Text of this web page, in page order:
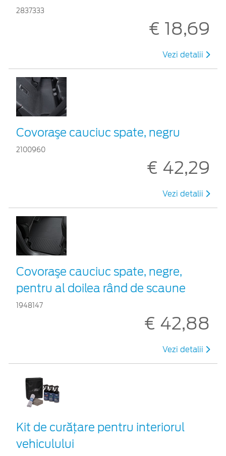
2837333
€ 18,69
Vezi detalii
Covoraşe cauciuc spate, negru
2100960
€ 42,29
Vezi detalii
Covoraşe cauciuc spate, negre,
pentru al doilea rând de scaune
1948147
€ 42,88
Vezi detalii
Kit de curățare pentru interiorul
vehiculului